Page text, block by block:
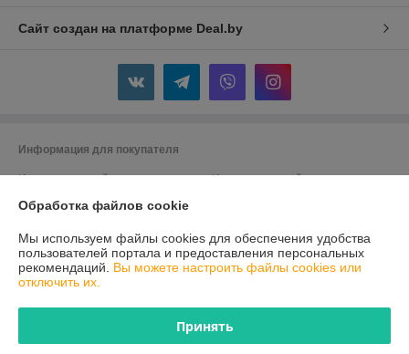
Сайт создан на платформе Deal.by
Информация для покупателя
Индивидуальный предприниматель:Индивидуальный
г.Лида, ул.Южный городок,15-11
Регистрационный номер ЕГР: 591355217
УНП: 591355217
Дата регистрации компании: 22.08.2016
Обработка файлов cookie
Мы используем файлы cookies для обеспечения удобства
пользователей портала и предоставления персональных
рекомендаций. Вы можете настроить файлы cookies или
отключить их.
Принять